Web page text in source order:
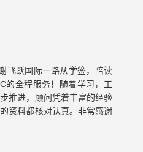
飞跃国际一路从学签，陪读
的全程服务！随着学习，工
推进，顾问凭着丰富的经验
资料都核对认真。非常感谢